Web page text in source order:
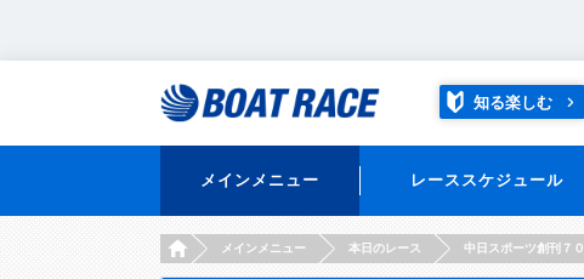
知る楽しむ
メインメニュー レーススケジュール
HOMEメインメニュー 本日のレース 中日スポーツ創刊７